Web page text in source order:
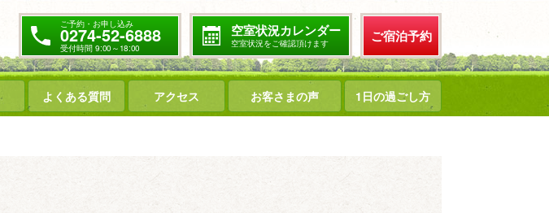
ご予約・お申し込み
0274-52-6888
受付時間 9:00～18:00
空室状況カレンダー
空室状況をご確認頂けます ご宿泊予約
よくある質問 アクセス お客さまの声 1日の過ごし方